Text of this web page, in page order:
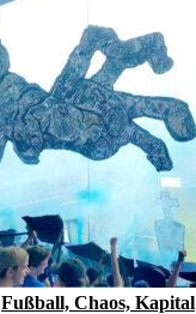
Fußball, Chaos, Kapital